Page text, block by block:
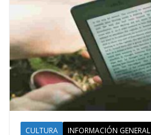
CULTURA INFORMACIÓN GENERAL